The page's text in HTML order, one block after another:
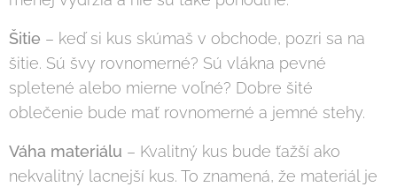
Šitie – keď si kus skúmaš v obchode, pozri sa na
šitie. Sú švy rovnomerné? Sú vlákna pevné
spletené alebo mierne voľné? Dobre šité
oblečenie bude mať rovnomerné a jemné stehy.
Váha materiálu – Kvalitný kus bude ťažší ako
nekvalitný lacnejší kus. To znamená, že materiál je